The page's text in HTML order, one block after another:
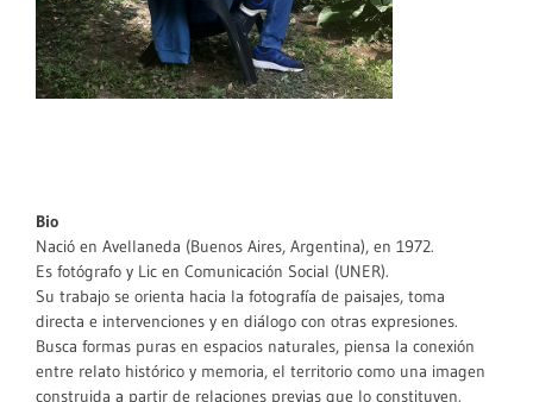
Bio
Nació en Avellaneda (Buenos Aires, Argentina), en 1972.
Es fotógrafo y Lic en Comunicación Social (UNER).
Su trabajo se orienta hacia la fotografía de paisajes, toma
directa e intervenciones y en diálogo con otras expresiones.
Busca formas puras en espacios naturales, piensa la conexión
entre relato histórico y memoria, el territorio como una imagen
construida a partir de relaciones previas que lo constituyen.